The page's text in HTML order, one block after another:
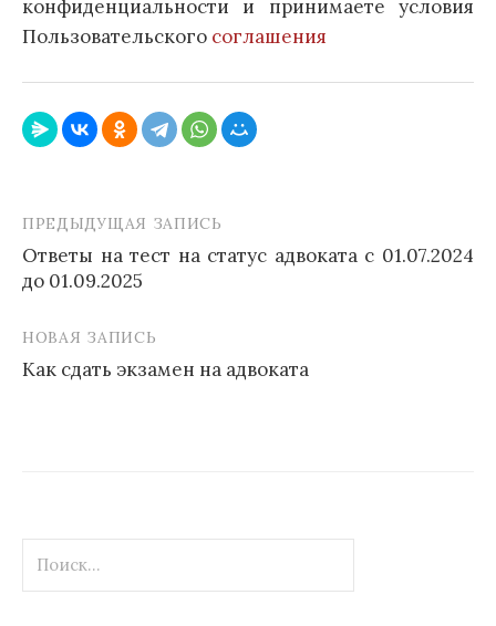
конфиденциальности и принимаете условия
Пользовательского соглашения
Навигация
по
ПРЕДЫДУЩАЯ ЗАПИСЬ
Ответы на тест на статус адвоката с 01.07.2024
до 01.09.2025
НОВАЯ ЗАПИСЬ
Как сдать экзамен на адвоката